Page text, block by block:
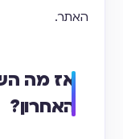
האתר.
אז מה
האחרון?